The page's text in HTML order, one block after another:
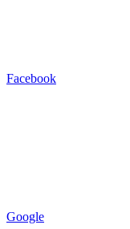
Facebook
Google